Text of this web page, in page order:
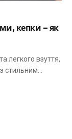
кепки – як
легкого взуття,
стильним…